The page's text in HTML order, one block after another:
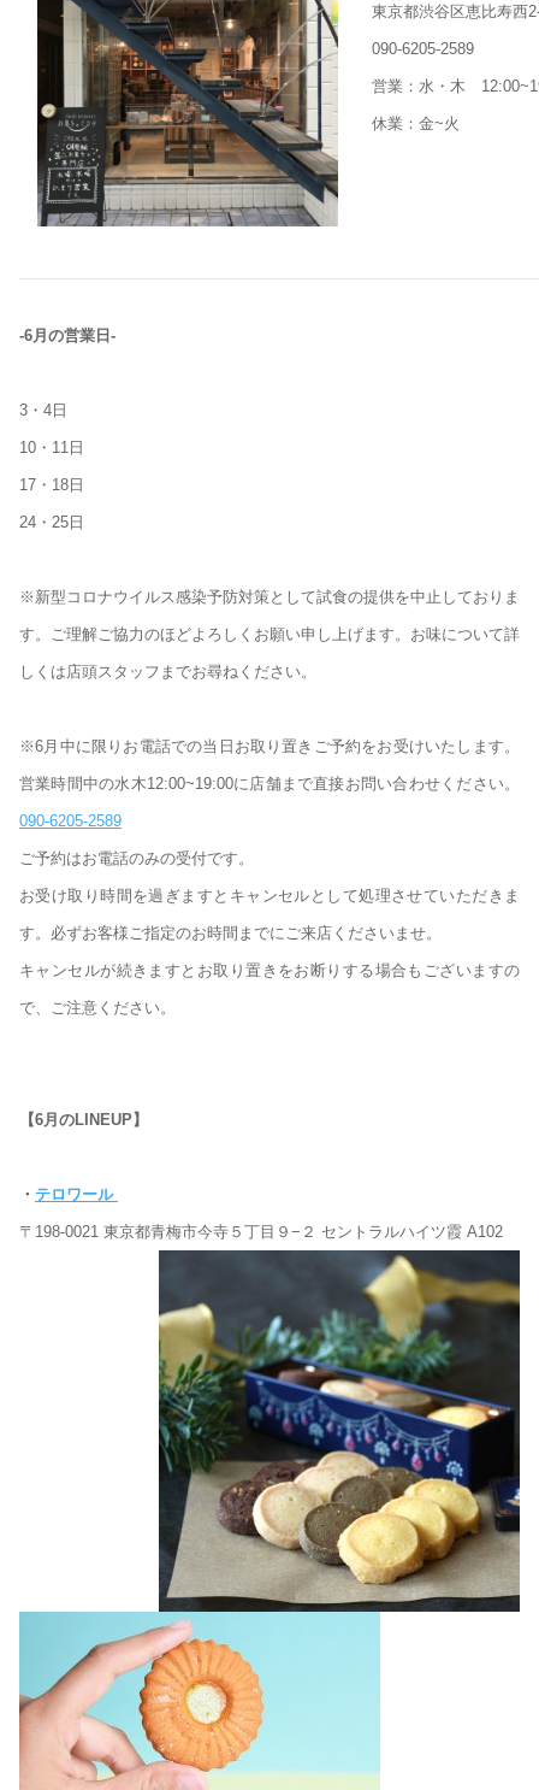
東京都渋谷区恵比寿西
090-6205-2589
営業：水・木
休業：金~火
-6月の営業日-
3・4日
10・11日
17・18日
24・25日
※新型コロナウイルス感染予防対策として試食の提供を中止しておりま
す。ご理解ご協力のほどよろしくお願い申し上げます。お味について詳
しくは店頭スタッフまでお尋ねください。
※6月中に限りお電話での当日お取り置きご予約をお受けいたします。
営業時間中の水木12:00~19:00に店舗まで直接お問い合わせください。
090-6205-2589
ご予約はお電話のみの受付です。
お受け取り時間を過ぎますとキャンセルとして処理させていただきま
す。必ずお客様ご指定のお時間までにご来店くださいませ。
キャンセルが続きますとお取り置きをお断りする場合もございますの
で、ご注意ください。
【6月のLINEUP】
・ テロワール
〒198-0021 東京都青梅市今寺５丁目９−２ セントラルハイツ霞 A102